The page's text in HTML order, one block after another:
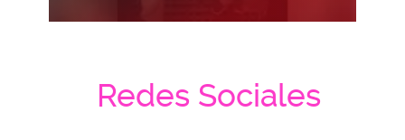
Redes Sociales